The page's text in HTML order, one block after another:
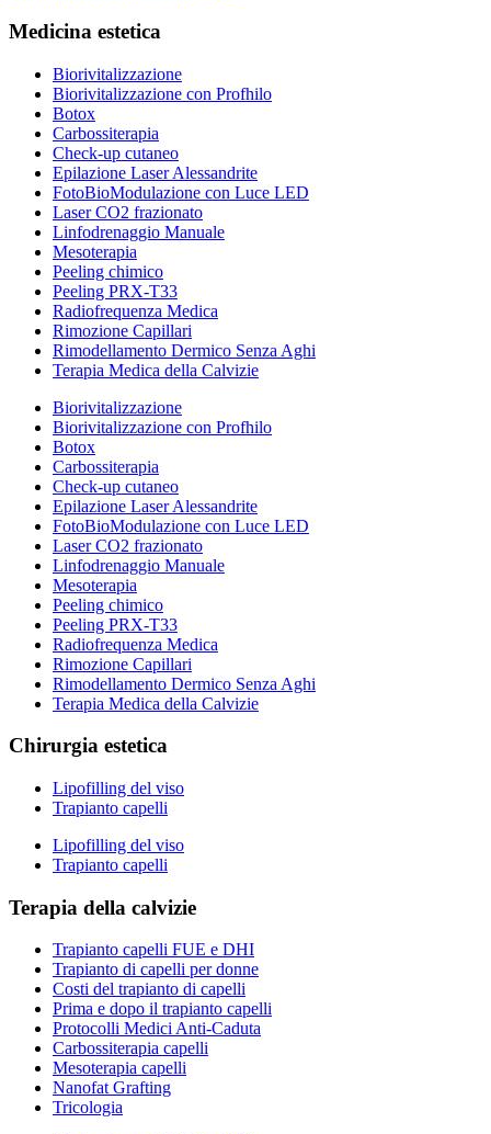
Medicina estetica
Biorivitalizzazione
Biorivitalizzazione con Profhilo
Botox
Carbossiterapia
Check-up cutaneo
Epilazione Laser Alessandrite
FotoBioModulazione con Luce LED
Laser CO2 frazionato
Linfodrenaggio Manuale
Mesoterapia
Peeling chimico
Peeling PRX-T33
Radiofrequenza Medica
Rimozione Capillari
Rimodellamento Dermico Senza Aghi
Terapia Medica della Calvizie
Biorivitalizzazione
Biorivitalizzazione con Profhilo
Botox
Carbossiterapia
Check-up cutaneo
Epilazione Laser Alessandrite
FotoBioModulazione con Luce LED
Laser CO2 frazionato
Linfodrenaggio Manuale
Mesoterapia
Peeling chimico
Peeling PRX-T33
Radiofrequenza Medica
Rimozione Capillari
Rimodellamento Dermico Senza Aghi
Terapia Medica della Calvizie
Chirurgia estetica
Lipofilling del viso
Trapianto capelli
Lipofilling del viso
Trapianto capelli
Terapia della calvizie
Trapianto capelli FUE e DHI
Trapianto di capelli per donne
Costi del trapianto di capelli
Prima e dopo il trapianto capelli
Protocolli Medici Anti-Caduta
Carbossiterapia capelli
Mesoterapia capelli
Nanofat Grafting
Tricologia